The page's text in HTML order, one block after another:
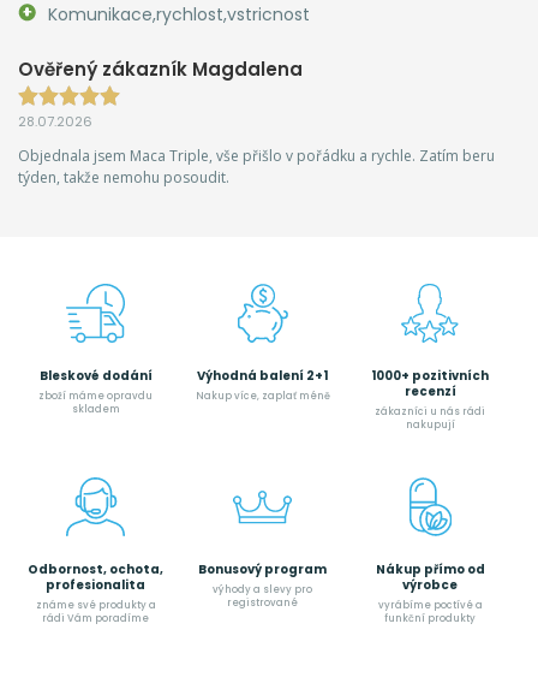
Komunikace,rychlost,vstricnost
Ověřený zákazník Magdalena
28.07.2026
Objednala jsem Maca Triple, vše přišlo v pořádku a rychle. Zatím beru
týden, takže nemohu posoudit.
Bleskové dodání
zboží máme opravdu
skladem
Výhodná balení 2+1
Nakup více, zaplať méně
1000+ pozitivních
recenzí
zákazníci u nás rádi
nakupují
Odbornost, ochota,
profesionalita
známe své produkty a
rádi Vám poradíme
Bonusový program
výhody a slevy pro
registrované
Nákup přímo od
výrobce
vyrábíme poctívé a
funkční produkty